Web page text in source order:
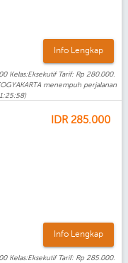
Info Lengkap
Kelas:Eksekutif Tarif: Rp 280.000.
menempuh perjalanan
IDR 285.000
Info Lengkap
Kelas:Eksekutif Tarif: Rp 285.000.